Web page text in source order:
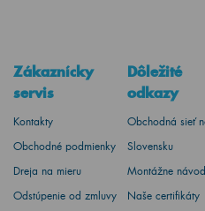
Zákaznícky
servis
Kontakty
Obchodné podmienky
Dreja na mieru
Odstúpenie od zmluvy
Dôležité
odkazy
Obchodná sieť
Slovensku
Montážne
Naše certifikáty